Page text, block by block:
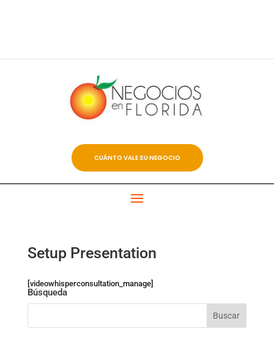
CUÁNTO VALE SU NEGOCIO
Setup Presentation
[videowhisperconsultation_manage]
Búsqueda